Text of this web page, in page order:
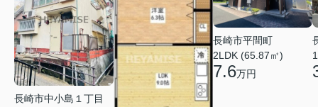
長崎市中小島１丁目
長崎市平間町
2LDK (65.87㎡)
7.6万円